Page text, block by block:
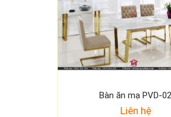
Bàn ăn mạ PVD-02
Liên hệ